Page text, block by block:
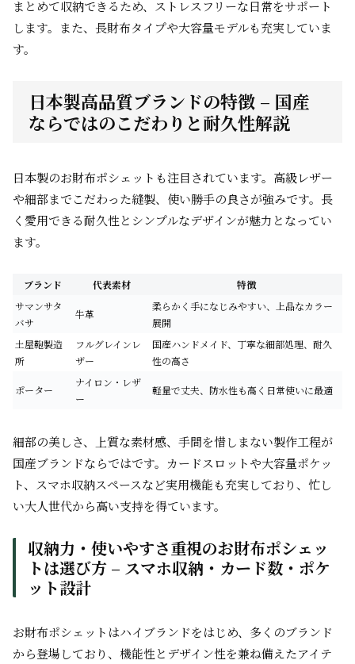
まとめて収納できるため、ストレスフリーな日常をサポート
します。また、長財布タイプや大容量モデルも充実していま
す。
日本製高品質ブランドの特徴 – 国産
ならではのこだわりと耐久性解説
日本製のお財布ポシェットも注目されています。高級レザー
や細部までこだわった縫製、使い勝手の良さが強みです。長
く愛用できる耐久性とシンプルなデザインが魅力となってい
ます。
ブランド 代表素材
特徴
サマンサタ
バサ
牛革
柔らかく手になじみやすい、上品なカラー
展開
土屋鞄製造
所
フルグレインレ
ザー
国産ハンドメイド、丁寧な細部処理、耐久
性の高さ
ポーター
ナイロン・レザ
ー
軽量で丈夫、防水性も高く日常使いに最適
細部の美しさ、上質な素材感、手間を惜しまない製作工程が
国産ブランドならではです。カードスロットや大容量ポケッ
ト、スマホ収納スペースなど実用機能も充実しており、忙し
い大人世代から高い支持を得ています。
収納力・使いやすさ重視のお財布ポシェッ
トは選び方 – スマホ収納・カード数・ポケ
ット設計
お財布ポシェットはハイブランドをはじめ、多くのブランド
から登場しており、機能性とデザイン性を兼ね備えたアイテ